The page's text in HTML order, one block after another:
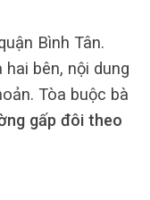
Bình Tân.
bên, nội dung
Tòa buộc bà
gấp đôi theo